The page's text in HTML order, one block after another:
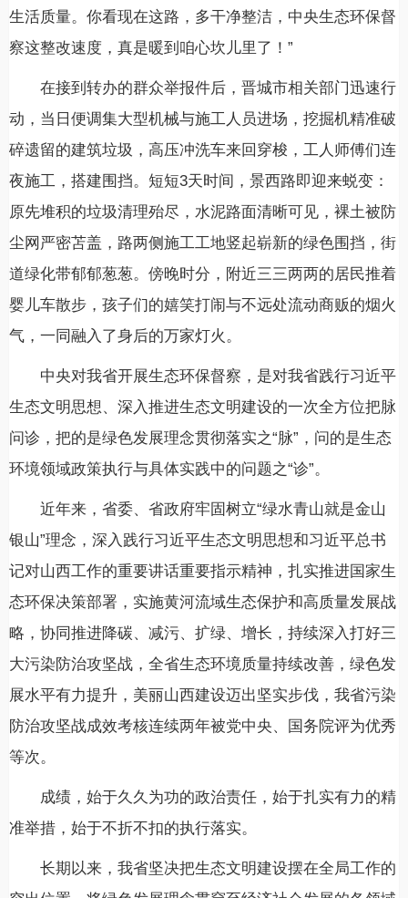
生活质量。你看现在这路，多干净整洁，中央生态环保督
察这整改速度，真是暖到咱心坎儿里了！”
在接到转办的群众举报件后，晋城市相关部门迅速行
动，当日便调集大型机械与施工人员进场，挖掘机精准破
碎遗留的建筑垃圾，高压冲洗车来回穿梭，工人师傅们连
夜施工，搭建围挡。短短3天时间，景西路即迎来蜕变：
原先堆积的垃圾清理殆尽，水泥路面清晰可见，裸土被防
尘网严密苫盖，路两侧施工工地竖起崭新的绿色围挡，街
道绿化带郁郁葱葱。傍晚时分，附近三三两两的居民推着
婴儿车散步，孩子们的嬉笑打闹与不远处流动商贩的烟火
气，一同融入了身后的万家灯火。
中央对我省开展生态环保督察，是对我省践行习近平
生态文明思想、深入推进生态文明建设的一次全方位把脉
问诊，把的是绿色发展理念贯彻落实之“脉”，问的是生态
环境领域政策执行与具体实践中的问题之“诊”。
近年来，省委、省政府牢固树立“绿水青山就是金山
银山”理念，深入践行习近平生态文明思想和习近平总书
记对山西工作的重要讲话重要指示精神，扎实推进国家生
态环保决策部署，实施黄河流域生态保护和高质量发展战
略，协同推进降碳、减污、扩绿、增长，持续深入打好三
大污染防治攻坚战，全省生态环境质量持续改善，绿色发
展水平有力提升，美丽山西建设迈出坚实步伐，我省污染
防治攻坚战成效考核连续两年被党中央、国务院评为优秀
等次。
成绩，始于久久为功的政治责任，始于扎实有力的精
准举措，始于不折不扣的执行落实。
长期以来，我省坚决把生态文明建设摆在全局工作的